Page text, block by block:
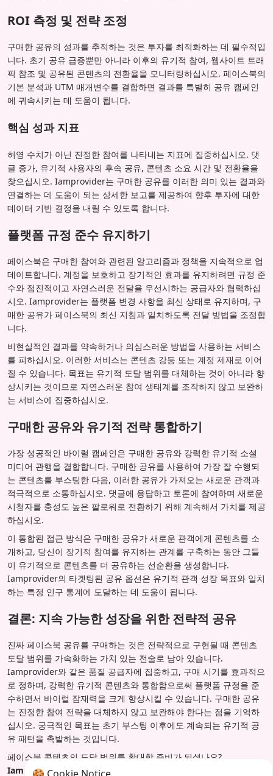
ROI 측정 및 전략 조정
구매한 공유의 성과를 추적하는 것은 투자를 최적화하는 데 필수적입
니다. 초기 공유 급증뿐만 아니라 이후의 유기적 참여, 웹사이트 트래
픽 참조 및 공유된 콘텐츠의 전환율을 모니터링하십시오. 페이스북의
기본 분석과 UTM 매개변수를 결합하면 결과를 특별히 공유 캠페인
에 귀속시키는 데 도움이 됩니다.
핵심 성과 지표
허영 수치가 아닌 진정한 참여를 나타내는 지표에 집중하십시오. 댓
글 증가, 유기적 사용자의 후속 공유, 콘텐츠 소요 시간 및 전환율을
찾으십시오. Iamprovider는 구매한 공유를 이러한 의미 있는 결과와
연결하는 데 도움이 되는 상세한 보고를 제공하여 향후 투자에 대한
데이터 기반 결정을 내릴 수 있도록 합니다.
플랫폼 규정 준수 유지하기
페이스북은 구매한 참여와 관련된 알고리즘과 정책을 지속적으로 업
데이트합니다. 계정을 보호하고 장기적인 효과를 유지하려면 규정 준
수와 점진적이고 자연스러운 전달을 우선시하는 공급자와 협력하십
시오. Iamprovider는 플랫폼 변경 사항을 최신 상태로 유지하며, 구
매한 공유가 페이스북의 최신 지침과 일치하도록 전달 방법을 조정합
니다.
비현실적인 결과를 약속하거나 의심스러운 방법을 사용하는 서비스
를 피하십시오. 이러한 서비스는 콘텐츠 강등 또는 계정 제재로 이어
질 수 있습니다. 목표는 유기적 도달 범위를 대체하는 것이 아니라 향
상시키는 것이므로 자연스러운 참여 생태계를 조작하지 않고 보완하
는 서비스에 집중하십시오.
구매한 공유와 유기적 전략 통합하기
가장 성공적인 바이럴 캠페인은 구매한 공유와 강력한 유기적 소셜
미디어 관행을 결합합니다. 구매한 공유를 사용하여 가장 잘 수행되
는 콘텐츠를 부스팅한 다음, 이러한 공유가 가져오는 새로운 관객과
적극적으로 소통하십시오. 댓글에 응답하고 토론에 참여하며 새로운
시청자를 충성도 높은 팔로워로 전환하기 위해 계속해서 가치를 제공
하십시오.
이 통합된 접근 방식은 구매한 공유가 새로운 관객에게 콘텐츠를 소
개하고, 당신이 장기적 참여를 유지하는 관계를 구축하는 동안 그들
이 유기적으로 콘텐츠를 더 공유하는 선순환을 생성합니다.
Iamprovider의 타겟팅된 공유 옵션은 유기적 관객 성장 목표와 일치
하는 특정 인구 통계에 도달하는 데 도움이 됩니다.
결론: 지속 가능한 성장을 위한 전략적 공유
진짜 페이스북 공유를 구매하는 것은 전략적으로 구현될 때 콘텐츠
도달 범위를 가속화하는 가치 있는 전술로 남아 있습니다.
Iamprovider와 같은 품질 공급자에 집중하고, 구매 시기를 효과적으
로 정하며, 강력한 유기적 콘텐츠와 통합함으로써 플랫폼 규정을 준
수하면서 바이럴 잠재력을 크게 향상시킬 수 있습니다. 구매한 공유
는 진정한 참여 전략을 대체하지 않고 보완해야 한다는 점을 기억하
십시오. 궁극적인 목표는 초기 부스팅 이후에도 계속되는 유기적 공
유 패턴을 촉발하는 것입니다.
페이스북 콘텐츠의 도달 범위를 확대할 준비가 되셨나요?
Iamprovider는 타겟팅되고 규정을 준수하는 공유 패키지를 제공